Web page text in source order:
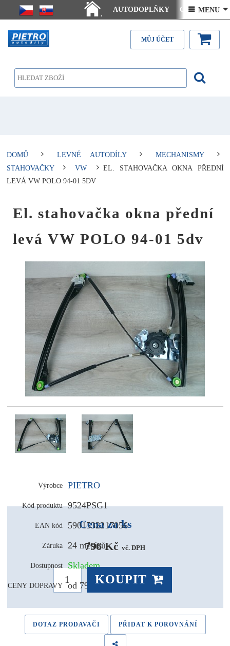
.
AUTODOPLŇKY Ceny doručení
Články - návody Kontakt
 MENU 
MŮJ ÚČET
DOMŮ LEVNÉ AUTODÍLY
MECHANISMY
STAHOVAČKY
VW
EL. STAHOVAČKA OKNA PŘEDNÍ
LEVÁ VW POLO 94-01 5DV
El. stahovačka okna přední
levá VW POLO 94-01 5dv
Výrobce PIETRO
Kód produktu 9524PSG1
EAN kód 5901532217056
Záruka 24 měsíců
Dostupnost Skladem
CENY DOPRAVY od 79,- Kč
Cena za ks
796 Kč vč. DPH
KOUPIT
DOTAZ PRODAVAČI PŘIDAT K POROVNÁNÍ